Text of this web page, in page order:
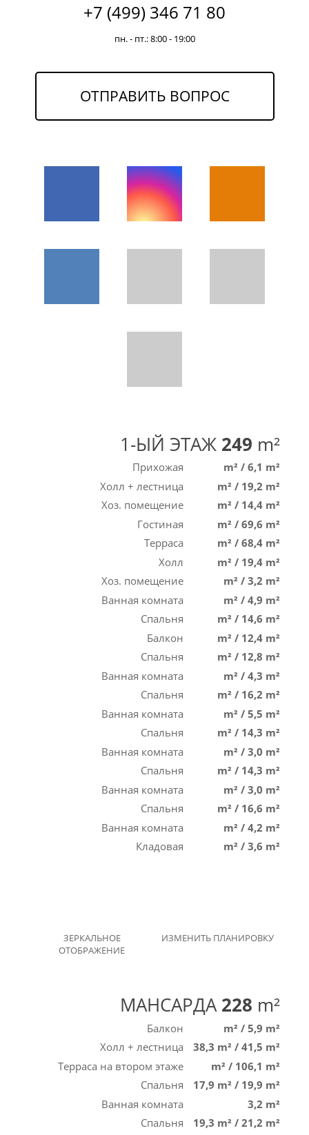
+7 (499) 346 71 80
пн. - пт.: 8:00 - 19:00
ОТПРАВИТЬ ВОПРОС
1-ЫЙ ЭТАЖ 249 m²
Прихожая m² / 6,1 m²
Холл + лестница
m² / 19,2 m²
Хоз. помещение
m² / 14,4 m²
Гостиная
m² / 69,6 m²
Терраса
m² / 68,4 m²
Холл
m² / 19,4 m²
Хоз. помещение
m² / 3,2 m²
Ванная комната
m² / 4,9 m²
Спальня
m² / 14,6 m²
Балкон
m² / 12,4 m²
Спальня
m² / 12,8 m²
Ванная комната
m² / 4,3 m²
Спальня
m² / 16,2 m²
Ванная комната
m² / 5,5 m²
Спальня
m² / 14,3 m²
Ванная комната
m² / 3,0 m²
Спальня
m² / 14,3 m²
Ванная комната
m² / 3,0 m²
Спальня
m² / 16,6 m²
Ванная комната
m² / 4,2 m²
Кладовая
m² / 3,6 m²
ЗЕРКАЛЬНОЕ
ОТОБРАЖЕНИЕ
ИЗМЕНИТЬ ПЛАНИРОВКУ
МАНСАРДА228 m²
Балкон m² / 5,9 m²
Холл + лестница
38,3 m² / 41,5 m²
Терраса на втором этаже
m² / 106,1 m²
Спальня
17,9 m² / 19,9 m²
Ванная комната
3,2 m²
Спальня
19,3 m² / 21,2 m²